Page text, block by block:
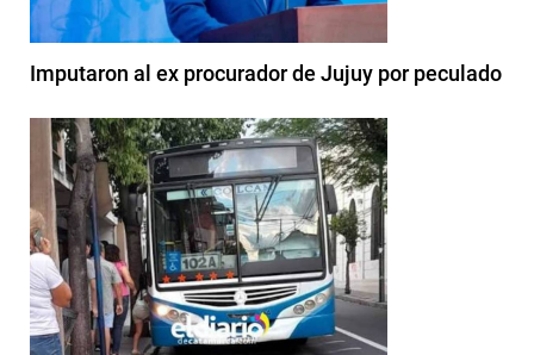
Imputaron al ex procurador de Jujuy por peculado